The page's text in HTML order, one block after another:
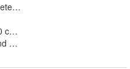
Montageanleitung
cm, B. 135 cm x H. 90 cm, B.
Vinyl Struktur und Vinyl Glatt